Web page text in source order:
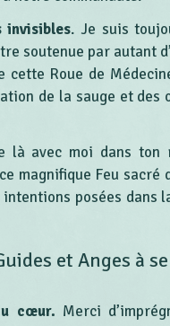
invisibles. Je suis
soutenue par autant
Roue de
de la sauge et des
là avec moi dans
magnifique Feu sacré
posées dans
et Anges à
cœur. Merci